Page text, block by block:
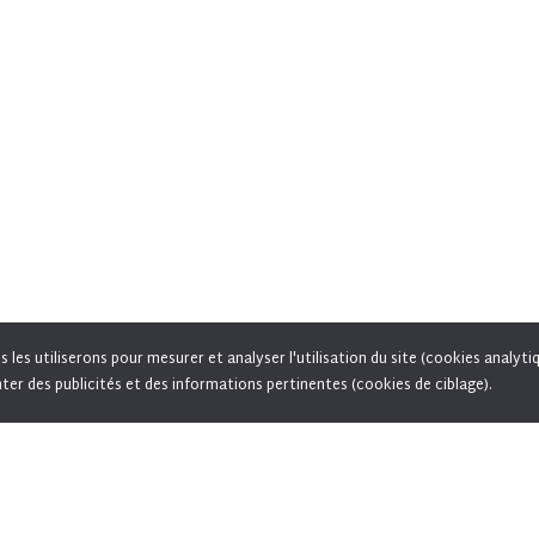
acceptez l'utilisation de cookies pour vous proposer des offres adaptées à vos centres
permettre le partage de pages sur les réseaux sociaux.
utiliserons pour mesurer et analyser l'utilisation du site (cookies
des publicités et des informations pertinentes (cookies de ciblage).